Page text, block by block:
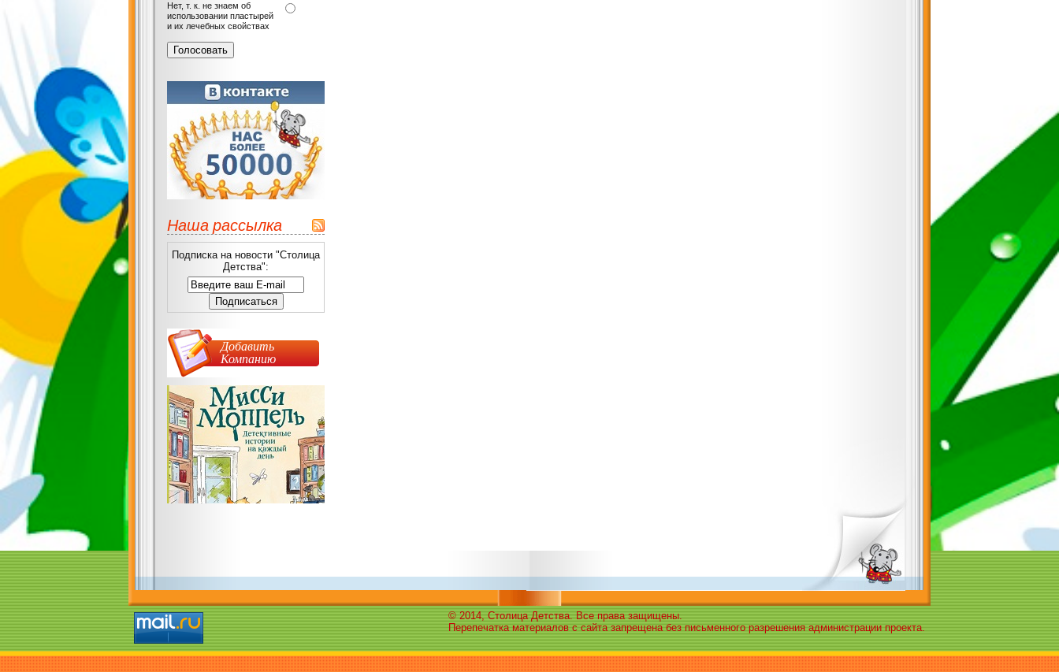
Нет, т. к. не знаем об
использовании пластырей
и их лечебных свойствах
Наша рассылка
Подписка на новости "Столица
Детства":
Добавить
Компанию
© 2014, Столица Детства. Все права защищены.
Перепечатка материалов с сайта запрещена без письменного разрешения администрации проекта.